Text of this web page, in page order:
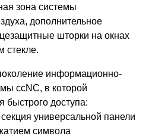
зона системы
дополнительное
шторки на окнах
стекле.
информационно-
ccNC, в которой
быстрого доступа:
универсальной панели
символа